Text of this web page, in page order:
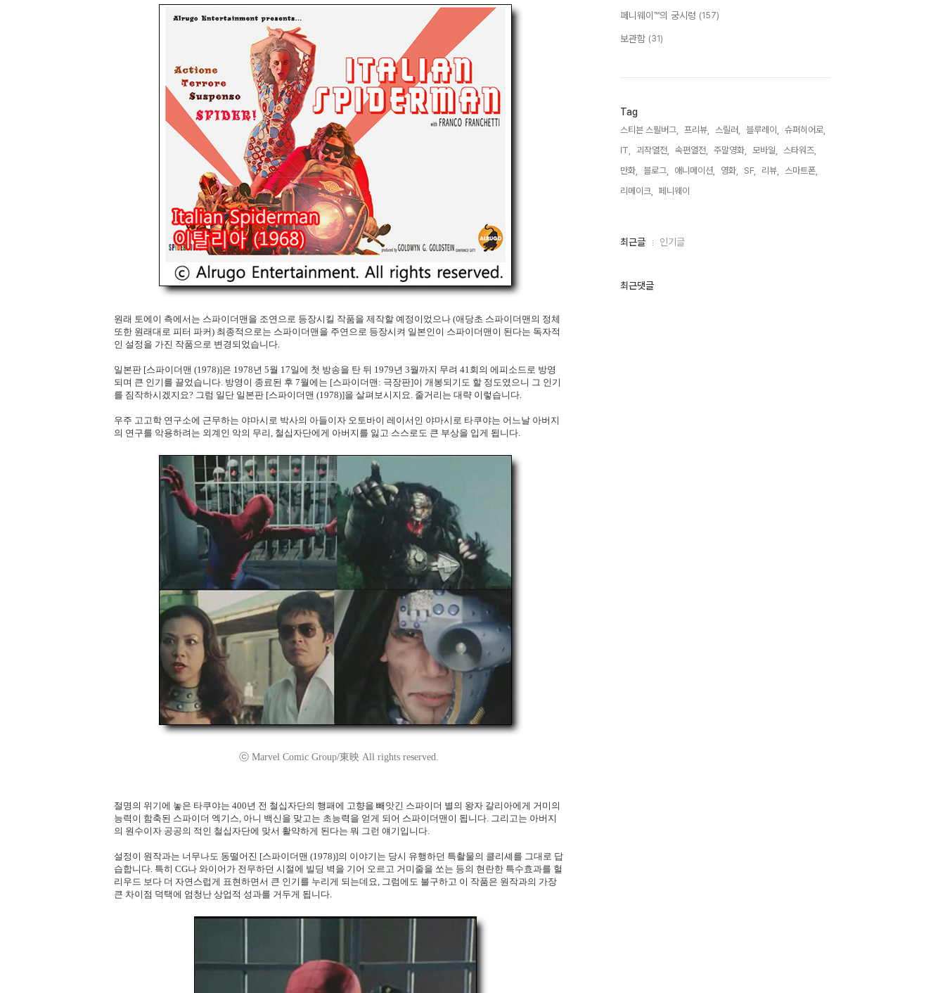
원래 토에이 측에서는 스파이더맨을 조연으로 등장시킬 작품을 제작할 예정이었으나 (애당초 스파이더맨의 정체
또한 원래대로 피터 파커) 최종적으로는 스파이더맨을 주연으로 등장시켜 일본인이 스파이더맨이 된다는 독자적
인 설정을 가진 작품으로 변경되었습니다.
일본판 [스파이더맨 (1978)]은 1978년 5월 17일에 첫 방송을 탄 뒤 1979년 3월까지 무려 41회의 에피소드로 방영
되며 큰 인기를 끌었습니다. 방영이 종료된 후 7월에는 [스파이더맨: 극장판]이 개봉되기도 할 정도였으니 그 인기
를 짐작하시겠지요? 그럼 일단 일본판 [스파이더맨 (1978)]을 살펴보시지요. 줄거리는 대략 이렇습니다.
우주 고고학 연구소에 근무하는 야마시로 박사의 아들이자 오토바이 레이서인 야마시로 타쿠야는 어느날 아버지
의 연구를 악용하려는 외계인 악의 무리, 철십자단에게 아버지를 잃고 스스로도 큰 부상을 입게 됩니다.
ⓒ Marvel Comic Group/東映 All rights reserved.
절명의 위기에 놓은 타쿠야는 400년 전 철십자단의 행패에 고향을 빼앗긴 스파이더 별의 왕자 갈리아에게 거미의
능력이 함축된 스파이더 엑기스, 아니 백신을 맞고는 초능력을 얻게 되어 스파이더맨이 됩니다. 그리고는 아버지
의 원수이자 공공의 적인 철십자단에 맞서 활약하게 된다는 뭐 그런 얘기입니다.
설정이 원작과는 너무나도 동떨어진 [스파이더맨 (1978)]의 이야기는 당시 유행하던 특촬물의 클리셰를 그대로 답
습합니다. 특히 CG나 와이어가 전무하던 시절에 빌딩 벽을 기어 오르고 거미줄을 쏘는 등의 현란한 특수효과를 헐
리우드 보다 더 자연스럽게 표현하면서 큰 인기를 누리게 되는데요, 그럼에도 불구하고 이 작품은 원작과의 가장
큰 차이점 덕택에 엄청난 상업적 성과를 거두게 됩니다.
페니웨이™의 궁시렁 (157)
보관함 (31)
Tag
스티븐 스필버그, 프리뷰, 스릴러, 블루레이,
슈퍼히어로,
IT,
괴작열전, 속편열전, 주말영화, 모바일,
스타워즈,
만화,
블로그, 애니메이션, 영화, SF, 리뷰,
스마트폰,
리메이크,
페니웨이,
최
인
최근글 인기글
최근댓글